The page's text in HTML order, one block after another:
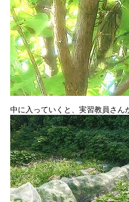
中に入っていくと、実習教員さん